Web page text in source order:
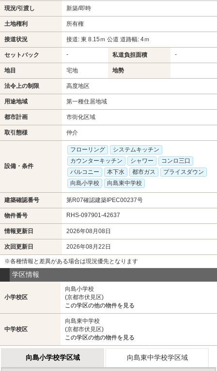
現況/引渡し 新築/即時
土地権利 所有権
接道状況 接道: 東 8.15ｍ 公道 道路幅: 4ｍ
セットバック - 私道負担面積 -
地目 宅地 地勢
法令上の制限 高度地区
用途地域 第一種住居地域
都市計画 市街化区域
取引態様 仲介
設備・条件
フローリング
システムキッチン
カウンターキッチン
シャワー
コンロ三口
バルコニー
本下水 都市ガス
プライスダウン
向島小学校
向島東中学校
建築確認番号 第R07確認建築IPEC00237号
物件番号 RHS-097901-42637
情報更新日 2026年08月08日
次回更新日 2026年08月22日
※各種情報と差異がある場合は現況優先となります
学区情報
小学校区
向島小学校
(京都市伏見区)
この学区の他の物件を見る
中学校区
向島東中学校
(京都市伏見区)
この学区の他の物件を見る
向島小学校学区域 向島東中学校学区域